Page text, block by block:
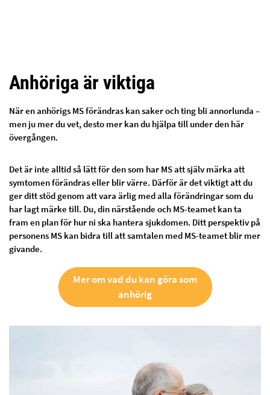
Anhöriga är viktiga
När en anhörigs MS förändras kan saker och ting bli annorlunda –
men ju mer du vet, desto mer kan du hjälpa till under den här
övergången.
Det är inte alltid så lätt för den som har MS att själv märka att
symtomen förändras eller blir värre. Därför är det viktigt att du
ger ditt stöd genom att vara ärlig med alla förändringar som du
har lagt märke till. Du, din närstående och MS-teamet kan ta
fram en plan för hur ni ska hantera sjukdomen. Ditt perspektiv på
personens MS kan bidra till att samtalen med MS-teamet blir mer
givande.
Mer om vad du kan göra som
anhörig